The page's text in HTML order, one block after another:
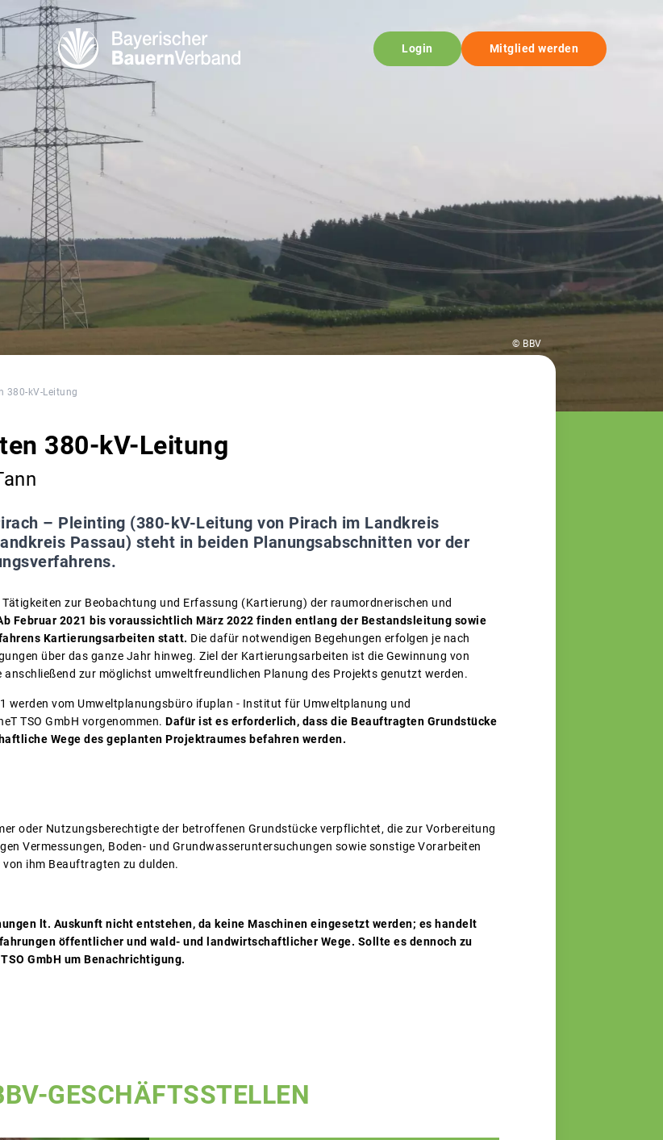
Login Mitglied werden
© BBV
380-kV-Leitung
380-kV-Leitung
– Pleinting (380-kV-Leitung von Pirach im Landkreis
Passau) steht in beiden Planungsabschnitten vor der
zur Beobachtung und Erfassung (Kartierung) der raumordnerischen und
Februar 2021 bis voraussichtlich März 2022 finden entlang der Bestandsleitung sowie
Kartierungsarbeiten statt. Die dafür notwendigen Begehungen erfolgen je nach
über das ganze Jahr hinweg. Ziel der Kartierungsarbeiten ist die Gewinnung von
anschließend zur möglichst umweltfreundlichen Planung des Projekts genutzt werden.
werden vom Umweltplanungsbüro ifuplan - Institut für Umweltplanung und
TSO GmbH vorgenommen. Dafür ist es erforderlich, dass die Beauftragten Grundstücke
Wege des geplanten Projektraumes befahren werden.
oder Nutzungsberechtigte der betroffenen Grundstücke verpflichtet, die zur Vorbereitung
Vermessungen, Boden- und Grundwasseruntersuchungen sowie sonstige Vorarbeiten
ihm Beauftragten zu dulden.
lt. Auskunft nicht entstehen, da keine Maschinen eingesetzt werden; es handelt
öffentlicher und wald- und landwirtschaftlicher Wege. Sollte es dennoch zu
GmbH um Benachrichtigung.
GESCHÄFTSSTELLEN